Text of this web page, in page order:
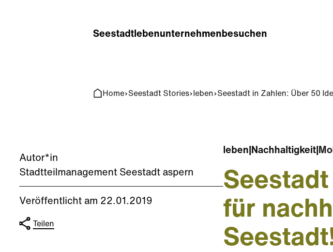
Seestadtlebenunternehmenbesuchen
Home Seestadt Stories leben Seestadt in Zahlen: Über 50
Autor*in
Stadtteilmanagement Seestadt aspern
Veröffentlicht am 22.01.2019
Teilen
leben Nachhaltigkeit
für